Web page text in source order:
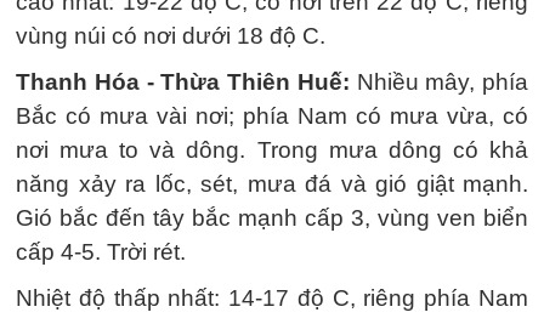
vùng núi có nơi dưới 18 độ C.
Thanh Hóa - Thừa Thiên Huế: Nhiều mây, phía
Bắc có mưa vài nơi; phía Nam có mưa vừa, có
nơi mưa to và dông. Trong mưa dông có khả
năng xảy ra lốc, sét, mưa đá và gió giật mạnh.
Gió bắc đến tây bắc mạnh cấp 3, vùng ven biển
cấp 4-5. Trời rét.
Nhiệt độ thấp nhất: 14-17 độ C, riêng phía Nam